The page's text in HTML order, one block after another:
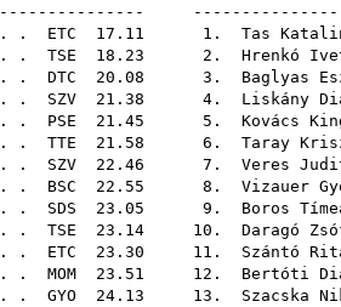
. . ETC 17.11 1. Tas
. . TSE 18.23 2. Hrenkó
. . DTC 20.08 3. Baglyas
. . SZV 21.38 4. Liskány
. . PSE 21.45 5. Kovács
. . TTE 21.58 6. Taray
. . SZV 22.46 7. Veres
. . BSC 22.55 8. Vizauer
. . SDS 23.05 9. Boros
. . TSE 23.14 10. Daragó
. ETC 23.30 11. Szántó
. . MOM 23.51 12. Bertóti
. . GYO 24.13 13. Szacska